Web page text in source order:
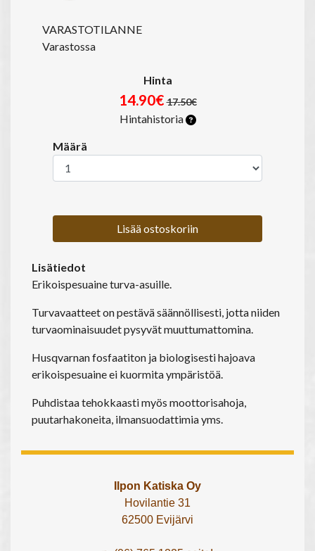
VARASTOTILANNE
Varastossa
Hinta
14.90€ 17.50€
Hintahistoria
Määrä
Lisää ostoskoriin
Lisätiedot
Erikoispesuaine turva-asuille.
Turvavaatteet on pestävä säännöllisesti, jotta niiden
turvaominaisuudet pysyvät muuttumattomina.
Husqvarnan fosfaatiton ja biologisesti hajoava
erikoispesuaine ei kuormita ympäristöä.
Puhdistaa tehokkaasti myös moottorisahoja,
puutarhakoneita, ilmansuodattimia yms.
Ilpon Katiska Oy
Hovilantie 31
62500 Evijärvi